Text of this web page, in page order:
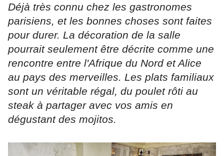
Déjà très connu chez les gastronomes
parisiens, et les bonnes choses sont faites
pour durer. La décoration de la salle
pourrait seulement être décrite comme une
rencontre entre l'Afrique du Nord et Alice
au pays des merveilles. Les plats familiaux
sont un véritable régal, du poulet rôti au
steak à partager avec vos amis en
dégustant des mojitos.